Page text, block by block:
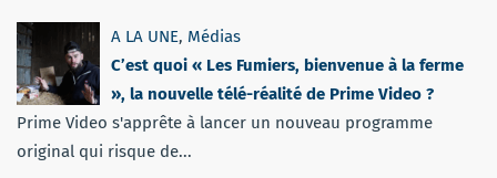
A LA UNE, Médias
C’est quoi « Les Fumiers, bienvenue à la ferme
», la nouvelle télé-réalité de Prime Video ?
Prime Video s'apprête à lancer un nouveau programme
original qui risque de...